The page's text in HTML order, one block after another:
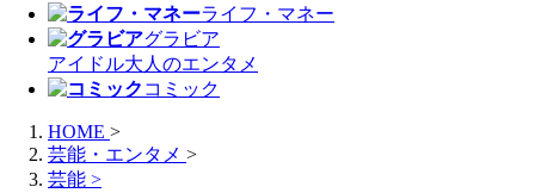
ライフ・マネー
グラビア
アイドル大人のエンタメ
コミック
HOME >
芸能・エンタメ >
芸能 >